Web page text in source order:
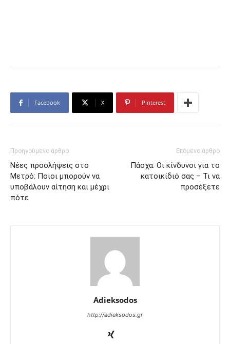
Facebook X Pinterest
Προηγούμενο άρθρο
Νέες προσλήψεις στο
Μετρό: Ποιοι μπορούν να
υποβάλουν αίτηση και μέχρι
πότε
Επόμενο άρθρο
Πάσχα: Οι κίνδυνοι για το
κατοικίδιό σας – Τι να
προσέξετε
Adieksodos
http://adieksodos.gr